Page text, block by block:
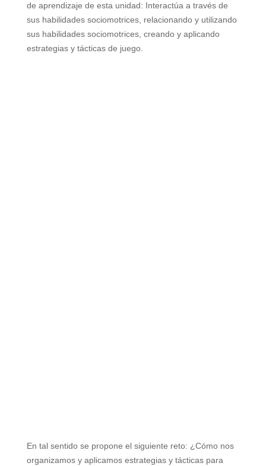
de aprendizaje de esta unidad: Interactúa a través de
sus habilidades sociomotrices, relacionando y utilizando
sus habilidades sociomotrices, creando y aplicando
estrategias y tácticas de juego.
En tal sentido se propone el siguiente reto: ¿Cómo nos
organizamos y aplicamos estrategias y tácticas para